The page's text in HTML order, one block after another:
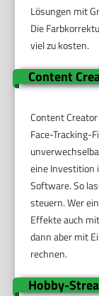
Lösungen mit
Die
viel zu kosten.
Content
Content
Face-Tracking-
eine Investition
Software. So
steuern. Wer
Effekte auch
dann aber mit
rechnen.
Hobby-